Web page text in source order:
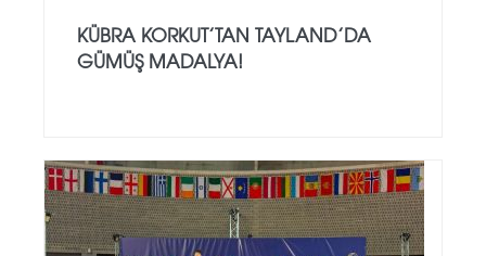
KÜBRA KORKUT’TAN TAYLAND’DA
GÜMÜŞ MADALYA!